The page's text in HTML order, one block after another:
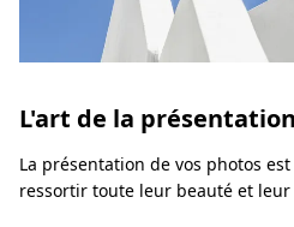
L'art de la
La présentation de vos photos
ressortir toute leur beauté et leur